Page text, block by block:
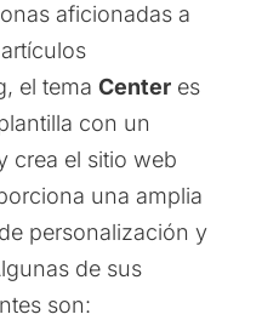
aficionadas a
el tema Centeres
con un
crea el sitio web
una amplia
personalización y
de sus
son: